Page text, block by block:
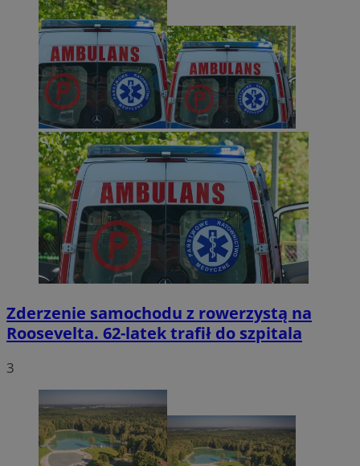
Zderzenie samochodu z rowerzystą na
Roosevelta. 62-latek trafił do szpitala
3